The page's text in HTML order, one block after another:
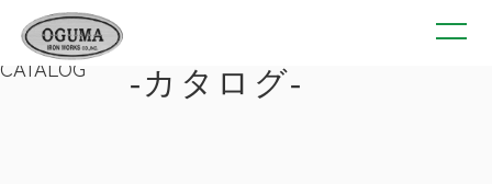
CATALOG カタログ